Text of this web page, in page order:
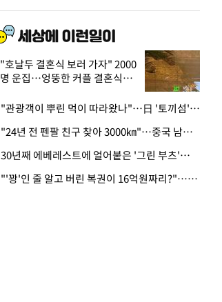
"호날두 결혼식 보러 가자" 2000
명 운집…엉뚱한 커플 결혼식에
· "관광객이 뿌린 먹이 따라왔나"…日 '토끼섬' 멧돼지, 토끼까지 사냥
· "24년 전 펜팔 친구 찾아 3000㎞"…중국 남성 사연에 '뭉클'
· 30년째 에베레스트에 얼어붙은 '그린 부츠'…드디어 가족 품으로
· "'꽝'인 줄 알고 버린 복권이 16억원짜리?"…극적으로 되찾은 사연